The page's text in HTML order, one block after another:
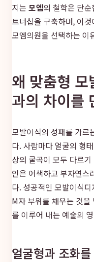
지는 모엠의 철학은 단
트너십을 구축하며, 이
모엠의원을 선택하는 이
왜 맞춤형 모
과의 차이를
모발이식의 성패를 가르
다. 사람마다 얼굴의 형
상의 굴곡이 모두 다르
인은 어색하고 부자연스
다. 성공적인 모발이식
M자 부위를 채우는 것
를 이루어 내는 예술의
얼굴형과 조화